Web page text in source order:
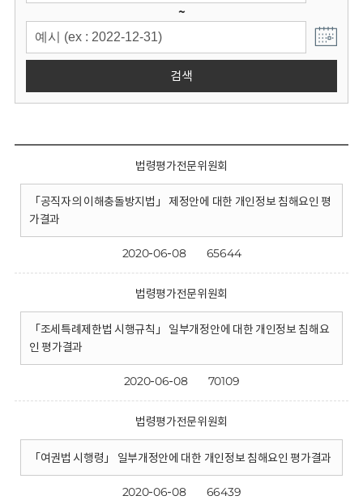
~
검색
법령평가전문위원회
「공직자의 이해충돌방지법」 제정안에 대한 개인정보 침해요인 평
가결과
2020-06-08 65644
법령평가전문위원회
「조세특례제한법 시행규칙」 일부개정안에 대한 개인정보 침해요
인 평가결과
2020-06-08 70109
법령평가전문위원회
「여권법 시행령」 일부개정안에 대한 개인정보 침해요인 평가결과
2020-06-08 66439